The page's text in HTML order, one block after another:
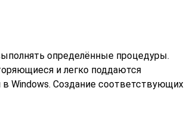
определённые процедуры.
и легко поддаются
в Windows. Создание соответствующих